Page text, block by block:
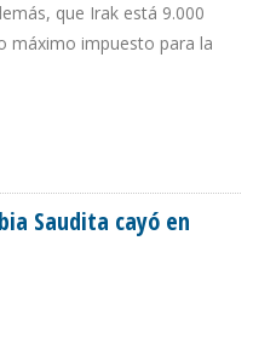
que Irak está 9.000
máximo impuesto para la
Saudita cayó en